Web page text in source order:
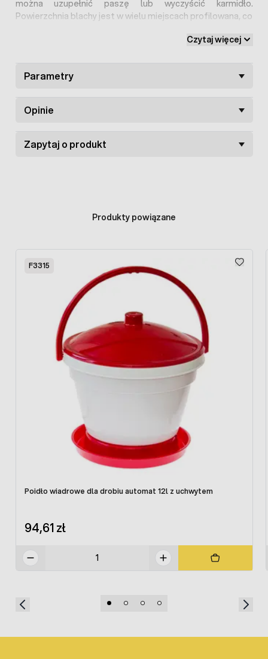
można uzupełnić paszę lub wyczyścić karmidło.
Powierzchnia blachy jest w wielu miejscach profilowana, co
Czytaj więcej
Parametry
Opinie
Zapytaj o produkt
Produkty powiązane
F3315
Poidło wiadrowe dla drobiu automat 12l z uchwytem
94,61 zł